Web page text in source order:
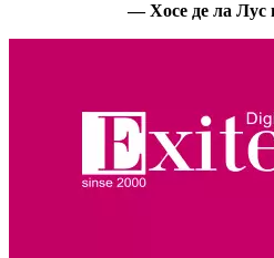
— Хосе де ла Лус